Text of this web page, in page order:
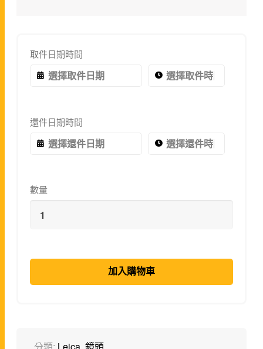
取件日期時間
還件日期時間
數量
加入購物車